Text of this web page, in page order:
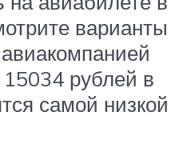
варианты
рублей в
самой низкой